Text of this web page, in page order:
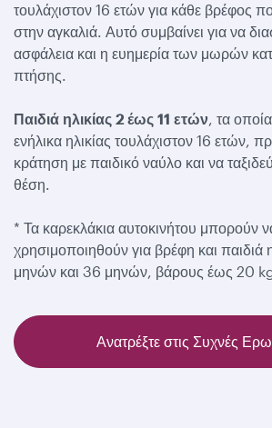
τουλάχιστον 16 ετών για κάθε βρέφος
στην αγκαλιά. Αυτό συμβαίνει για να
ασφάλεια και η ευημερία των μωρών
πτήσης.
Παιδιά ηλικίας 2 έως 11 ετών, τα
ενήλικα ηλικίας τουλάχιστον 16 ετών,
κράτηση με παιδικό ναύλο και να
θέση.
* Τα καρεκλάκια αυτοκινήτου μπορούν
χρησιμοποιηθούν για βρέφη και παιδιά
μηνών και 36 μηνών, βάρους έως 20
Ανατρέξτε στις Συχνές